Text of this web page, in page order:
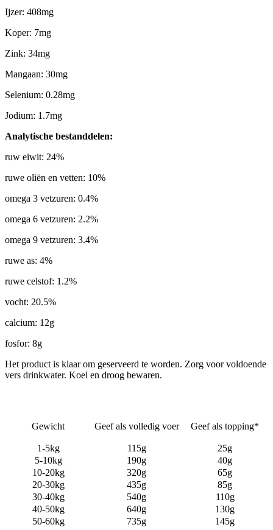
Ijzer: 408mg
Koper: 7mg
Zink: 34mg
Mangaan: 30mg
Selenium: 0.28mg
Jodium: 1.7mg
Analytische bestanddelen:
ruw eiwit: 24%
ruwe oliën en vetten: 10%
omega 3 vetzuren: 0.4%
omega 6 vetzuren: 2.2%
omega 9 vetzuren: 3.4%
ruwe as: 4%
ruwe celstof: 1.2%
vocht: 20.5%
calcium: 12g
fosfor: 8g
Het product is klaar om geserveerd te worden. Zorg voor voldoende
vers drinkwater. Koel en droog bewaren.
Gewicht Geef als volledig voer Geef als topping*
1-5kg 115g
25g
5-10kg
190g
40g
10-20kg
320g
65g
20-30kg
435g
85g
30-40kg
540g
110g
40-50kg
640g
130g
50-60kg
735g 145g